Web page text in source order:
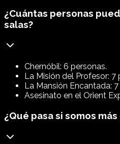
¿Cuántas personas
salas?
Chernóbil: 6 personas.
La Misión del Profesor: 7
La Mansión Encantada:
Asesinato en el Orient
¿Qué pasa si somos